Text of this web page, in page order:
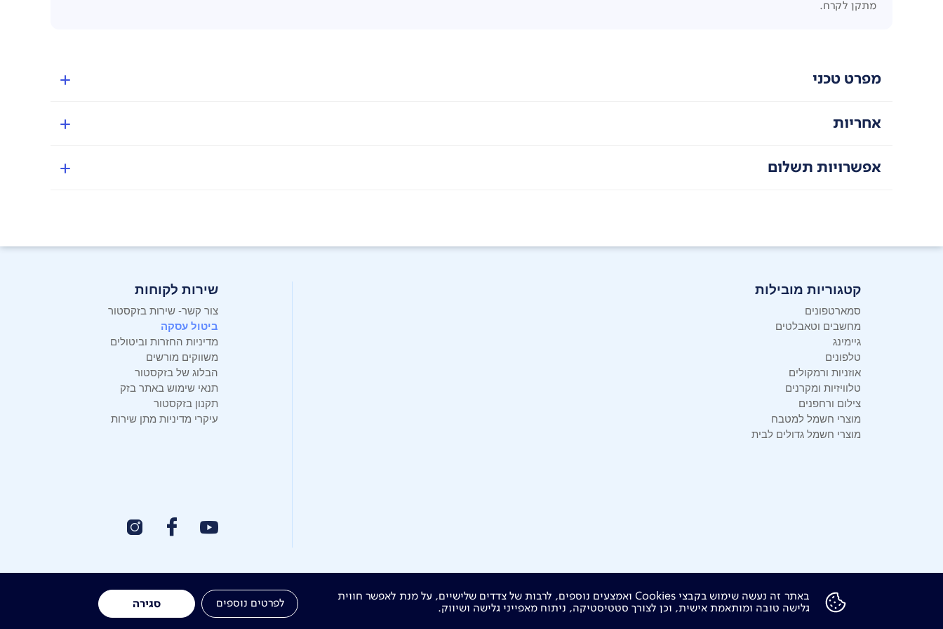
באתר זה נעשה שימוש בקבצי Cookies ואמצעים נוספים, לרבות של צדדים שלישיים, על מנת לאפשר חווית
גלישה טובה ומותאמת אישית, וכן לצורך סטטיסטיקה, ניתוח מאפייני גלישה ושיווק.
לפרטים נוספים סגירה
מתקן לקרח.
מפרט טכני
אחריות
אפשרויות תשלום
קטגוריות מובילות
סמארטפונים
מחשבים וטאבלטים
גיימינג
טלפונים
אוזניות ורמקולים
טלוויזיות ומקרנים
צילום ורחפנים
מוצרי חשמל למטבח
מוצרי חשמל גדולים לבית
שירות לקוחות
צור קשר- שירות בזקסטור
ביטול עסקה
מדיניות החזרות וביטולים
משווקים מורשים
הבלוג של בזקסטור
תנאי שימוש באתר בזק
תקנון בזקסטור
עיקרי מדיניות מתן שירות
דרושים צור קשר Investor Relations הודעות חברה מוקדי שירות ופניות ציבור 144 תרומה לקהילה אתר הרכש Yes אחריות תאגידית